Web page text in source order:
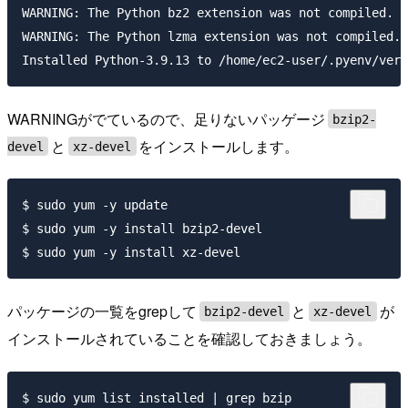
WARNING: The Python bz2 extension was not
WARNING: The Python lzma extension was not
WARNINGがでているので、足りないパッゲージ
bzip2-
devel
と xz-devel をインストールします。
$ sudo yum -y update
$ sudo yum -y install bzip2-devel
パッケージの一覧をgrepして bzip2-devel と xz-devel
が
インストールされていることを確認しておきましょう。
$ sudo yum list installed | grep bzip